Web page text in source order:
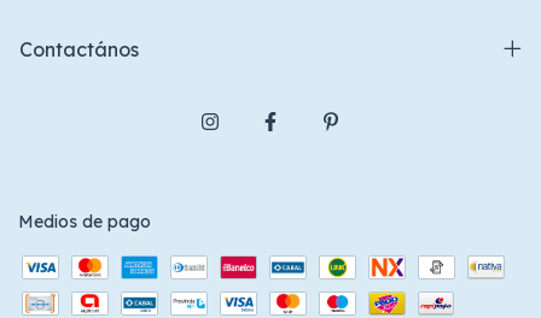
Contactános
Medios de pago